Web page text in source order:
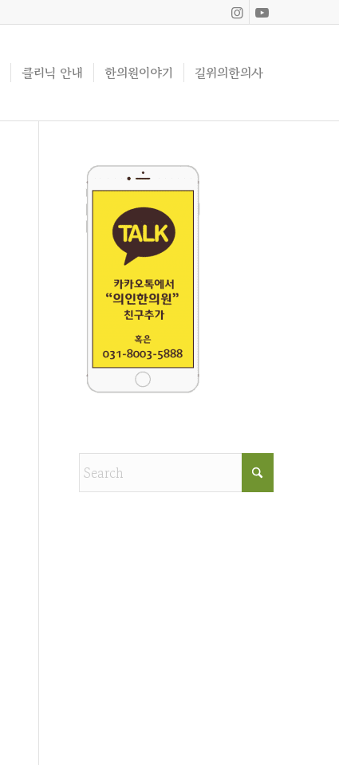
클리닉 안내 한의원이야기 길위의한의사